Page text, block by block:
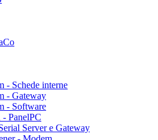
- Schede interne
- Gateway
- Software
PanelPC
Server e Gateway